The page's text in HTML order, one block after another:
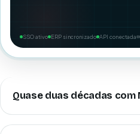
SSO ativo ERP sincronizado API conectada
Quase duas décadas com